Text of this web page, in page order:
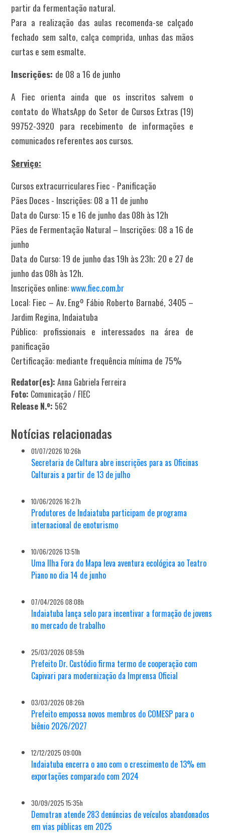
partir da fermentação natural.
Para a realização das aulas recomenda-se calçado
fechado sem salto, calça comprida, unhas das mãos
curtas e sem esmalte.
Inscrições: de 08 a 16 de junho
A Fiec orienta ainda que os inscritos salvem o
contato do WhatsApp do Setor de Cursos Extras (19)
99752-3920 para recebimento de informações e
comunicados referentes aos cursos.
Serviço:
Cursos extracurriculares Fiec - Panificação
Pães Doces - Inscrições: 08 a 11 de junho
Data do Curso: 15 e 16 de junho das 08h às 12h
Pães de Fermentação Natural – Inscrições: 08 a 16 de
junho
Data do Curso: 19 de junho das 19h às 23h; 20 e 27 de
junho das 08h às 12h.
Inscrições online:www.fiec.com.br
Local: Fiec – Av. Engº Fábio Roberto Barnabé, 3405 –
Jardim Regina, Indaiatuba
Público: profissionais e interessados na área de
panificação
Certificação: mediante frequência mínima de 75%
Redator(es): Anna Gabriela Ferreira
Foto: Comunicação / FIEC
Release N.º: 562
Notícias relacionadas
01/07/2026 10:26h
Secretaria de Cultura abre inscrições para as Oficinas
Culturais a partir de 13 de julho
10/06/2026 16:27h
Produtores de Indaiatuba participam de programa
internacional de enoturismo
10/06/2026 13:51h
Uma Ilha Fora do Mapa leva aventura ecológica ao Teatro
Piano no dia 14 de junho
07/04/2026 08:08h
Indaiatuba lança selo para incentivar a formação de jovens
no mercado de trabalho
25/03/2026 08:59h
Prefeito Dr. Custódio firma termo de cooperação com
Capivari para modernização da Imprensa Oficial
03/03/2026 08:26h
Prefeito empossa novos membros do COMESP para o
biênio 2026/2027
12/12/2025 09:00h
Indaiatuba encerra o ano com o crescimento de 13% em
exportações comparado com 2024
30/09/2025 15:35h
Demutran atende 283 denúncias de veículos abandonados
em vias públicas em 2025